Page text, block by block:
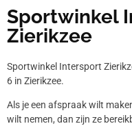
Sportwinkel
Zierikzee
Sportwinkel Intersport
6 in Zierikzee.
Als je een afspraak wilt
wilt nemen, dan zijn ze